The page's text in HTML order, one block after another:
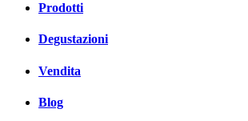
Prodotti
Degustazioni
Vendita
Blog